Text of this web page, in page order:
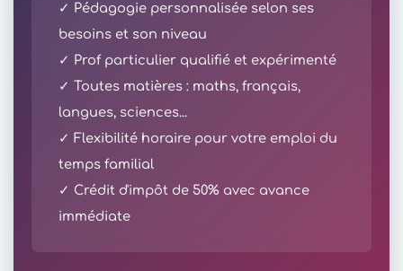
✓ Pédagogie personnalisée selon ses
besoins et son niveau
✓ Prof particulier qualifié et expérimenté
✓ Toutes matières : maths, français,
langues, sciences...
✓ Flexibilité horaire pour votre emploi du
temps familial
✓ Crédit d'impôt de 50% avec avance
immédiate